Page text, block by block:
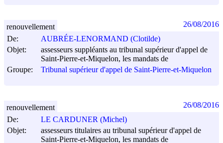
De:
AUBRÉE-LENORMAND (Clotilde)
Objet:
assesseurs suppléants au tribunal supérieur d'appel de
Saint-Pierre-et-Miquelon, les mandats de
Groupe:
Tribunal supérieur d'appel de Saint-Pierre-et-Miquelon
renouvellement 26/08/2016
De:
LE CARDUNER (Michel)
Objet:
assesseurs titulaires au tribunal supérieur d'appel de
Saint-Pierre-et-Miquelon, les mandats de
renouvellement 26/08/2016